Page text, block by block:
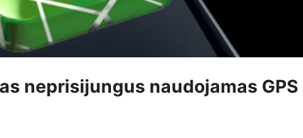
neprisijungus naudojamas GPS